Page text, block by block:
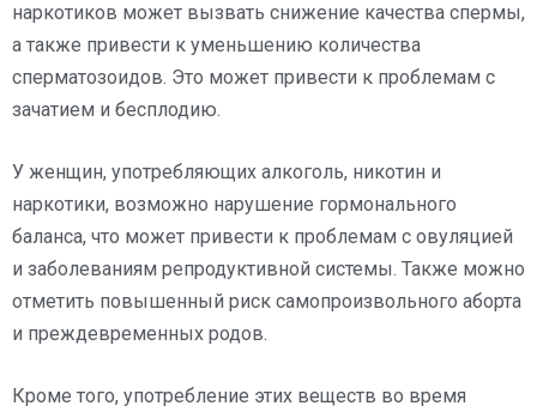
наркотиков может вызвать снижение качества спермы,
а также привести к уменьшению количества
сперматозоидов. Это может привести к проблемам с
зачатием и бесплодию.
У женщин, употребляющих алкоголь, никотин и
наркотики, возможно нарушение гормонального
баланса, что может привести к проблемам с овуляцией
и заболеваниям репродуктивной системы. Также можно
отметить повышенный риск самопроизвольного аборта
и преждевременных родов.
Кроме того, употребление этих веществ во время